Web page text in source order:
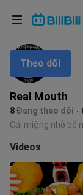
Real Mouth
8Đang theo dõi
Theo dõi
Cái miệng nhỏ bé
Videos
Ngôn ngữ:
Lựa chọn
English
ภาษาไทย
Tiếng Việt
Bahasa Indonesia
Bahasa Melayu